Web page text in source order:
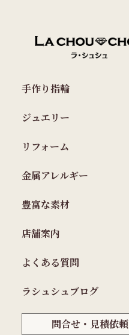
手作り指輪
ジュエリー
リフォーム
金属アレルギー
豊富な素材
店舗案内
よくある質問
ラシュシュブログ
問合せ・見積依頼